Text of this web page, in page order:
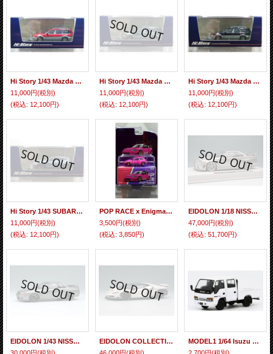
Hi Story 1/43 Mazda Capella Wagon FX (1994) Passion Rose Mica/Silent Silver Metallic
11,000円(税別)
(税込: 12,100円)
Hi Story 1/43 Mazda Capella Wagon FX (1994) Marina Green Mica/Silent Silver Metallic
11,000円(税別)
(税込: 12,100円)
Hi Story 1/43 Mazda Capella Wagon FX (1994) Brilliant Black/Silent Silver Metallic
11,000円(税別)
(税込: 12,100円)
Hi Story 1/43 SUBARU CROSSTREK Limited (2023) Offshore Blue Metallic
11,000円(税別)
(税込: 12,100円)
POP RACE x Enigma 1/64 Pandem Civic EG6 - Pink
3,500円(税別)
(税込: 3,850円)
EIDOLON 1/18 NISSAN SKYLINE GT-R (BNR34 NISMO R-tune Version) 2004 Silver/Nismo Stripe Limited 120 pcs.
47,000円(税別)
(税込: 51,700円)
EIDOLON 1/43 NISSAN SKYLINE GT-R (NISMO BNR32 CRS Version) 2022 Dark Metal Gray
EIDOLON COLLECTION 1/43 Lamborghini Centenario LP770-4 2016 Rear Wing up Bianco Canopus / Italian Stripe Limited 120 pcs.
MODEL1 1/64 Isuzu Elf (NHR) Double Cab Light Truck White (LHD)